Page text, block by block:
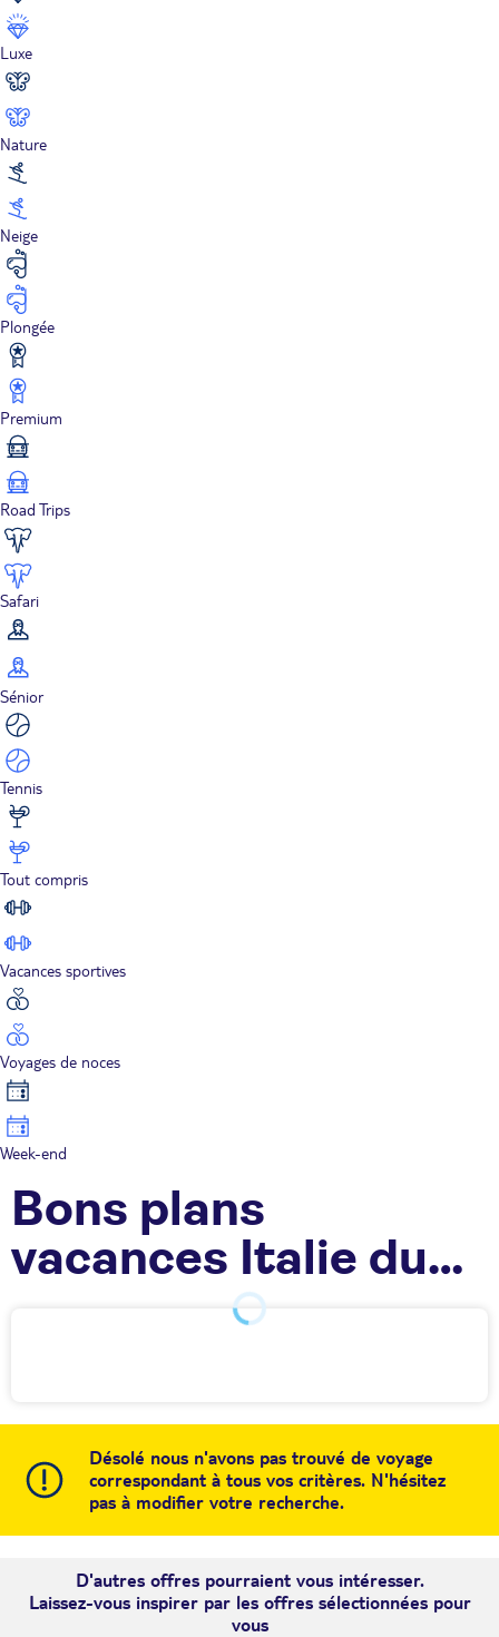
Luxe
Nature
Neige
Plongée
Premium
Road Trips
Safari
Sénior
Tennis
Tout compris
Vacances sportives
Voyages de noces
Week-end
Bons plans
vacances Italie du
Désolé nous n'avons pas trouvé de voyage
correspondant à tous vos critères. N'hésitez
pas à modifier votre recherche.
D'autres offres pourraient vous intéresser.
Laissez-vous inspirer par les offres sélectionnées pour
vous